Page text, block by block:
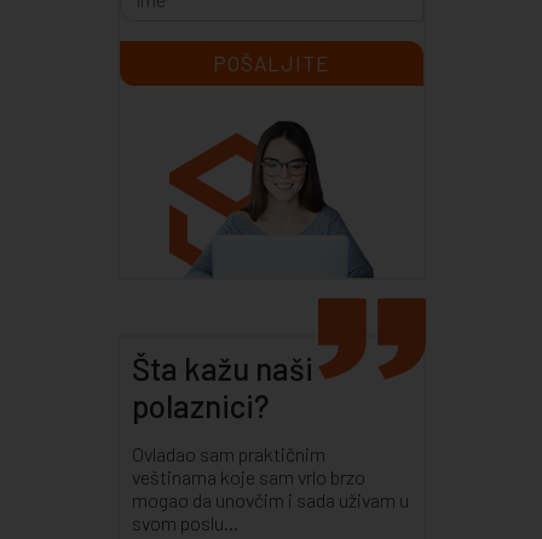
Šta kažu naši
polaznici?
Ovladao sam praktičnim
veštinama koje sam vrlo brzo
mogao da unovčim i sada uživam u
svom poslu...